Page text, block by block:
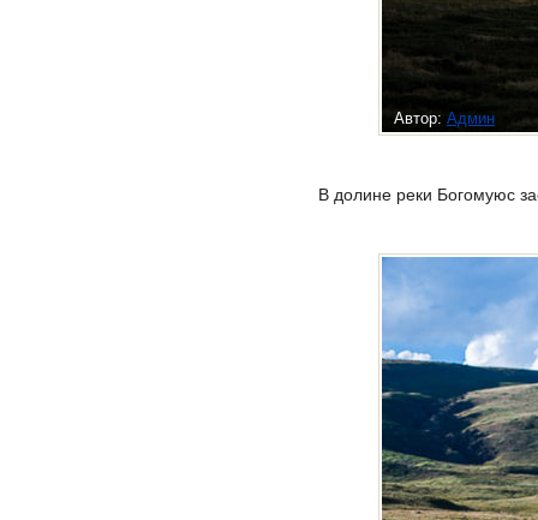
Автор: Админ
В долине реки Богомуюс